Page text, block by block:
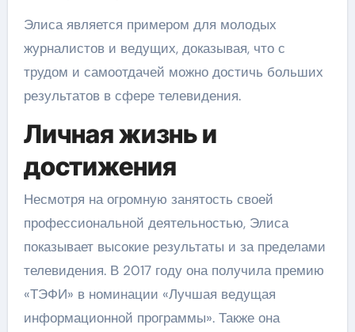
Элиса является примером для молодых
журналистов и ведущих, доказывая, что с
трудом и самоотдачей можно достичь больших
результатов в сфере телевидения.
Личная жизнь и
достижения
Несмотря на огромную занятость своей
профессиональной деятельностью, Элиса
показывает высокие результаты и за пределами
телевидения. В 2017 году она получила премию
«ТЭФИ» в номинации «Лучшая ведущая
информационной программы». Также она